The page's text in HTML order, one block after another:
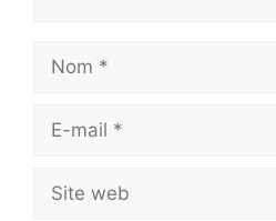
Nom
Site
web